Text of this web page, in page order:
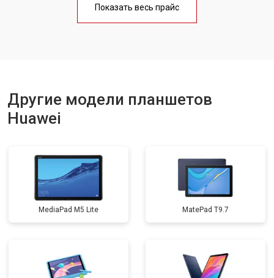
Замена материнской платы от 3200 ₽
Показать весь прайс
Другие модели планшетов
Huawei
MediaPad M5 Lite MatePad T9.7